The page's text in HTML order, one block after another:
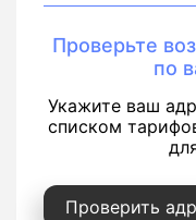
Проверьте
по
Укажите ваш
списком
Проверить